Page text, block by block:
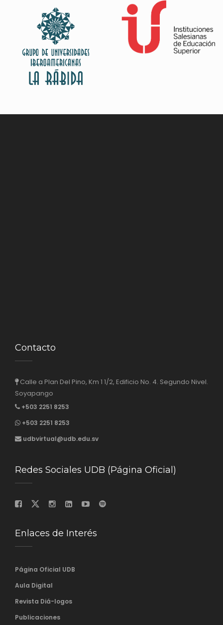
Contacto
Calle a Plan Del Pino, Km 1 1/2, Edificio No. 4. Segundo Nivel.
Soyapango
+503 2251 8253
+503 2251 8253
udbvirtual@udb.edu.sv
Redes Sociales UDB (Página Oficial)
Enlaces de Interés
Página Oficial UDB
Aula Digital
Revista Diá-logos
Publicaciones